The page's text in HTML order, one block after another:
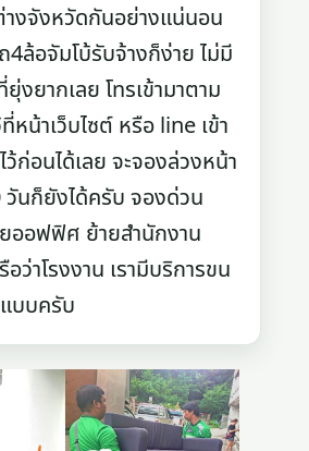
งจังหวัดกันอย่างแน่นอน
4ล้อจัมโบ้รับจ้างก็ง่าย ไม่มี
งยากเลย โทรเข้ามาตาม
หน้าเว็บไซต์ หรือ line เข้า
ก่อนได้เลย จะจองล่วงหน้า
วันก็ยังได้ครับ จองด่วน
ออฟฟิศ ย้ายสำนักงาน
ว่าโรงงาน เรามีบริการขน
บบครับ